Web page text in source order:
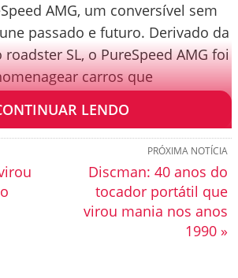
AMG, um conversível sem
passado e futuro. Derivado da
SL, o PureSpeed AMG foi
carros que
da marca nas pistas.
LENDO
PRÓXIMA NOTÍCIA
Discman: 40 anos do
tocador portátil que
virou mania nos anos
1990 »